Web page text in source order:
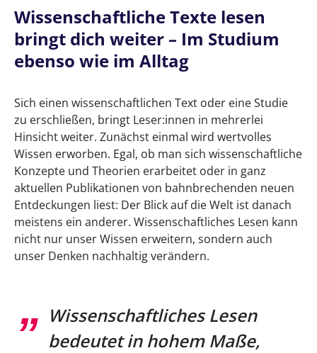
Wissenschaftliche Texte lesen & verstehen:
Methoden, Tools & Tipps für Studium und
Beruf
Wissenschaftliche Texte lesen bringt dich
Wann ist ein Text wissenschaftlich?
Selektives Lesen, sinnerfassendes Lesen &
Co.: Welche Methoden gibt es?
3 Methoden für wissenschaftliches Lesen
1. Methode: “Skimming”
2. Methode: “Scannen”
Orientierung dank Markierungstechniken:
Text optisch strukturieren
Wissenschaftliche Texte lesen
bringt dich weiter – Im Studium
ebenso wie im Alltag
Sich einen wissenschaftlichen Text oder eine Studie
zu erschließen, bringt Leser:innen in mehrerlei
Hinsicht weiter. Zunächst einmal wird wertvolles
Wissen erworben. Egal, ob man sich wissenschaftliche
Konzepte und Theorien erarbeitet oder in ganz
aktuellen Publikationen von bahnbrechenden neuen
Entdeckungen liest: Der Blick auf die Welt ist danach
meistens ein anderer. Wissenschaftliches Lesen kann
nicht nur unser Wissen erweitern, sondern auch
unser Denken nachhaltig verändern.
Wissenschaftliches Lesen
bedeutet in hohem Maße,